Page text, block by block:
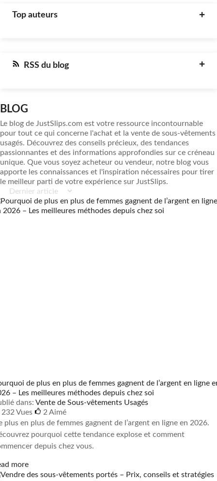
Top auteurs
RSS du blog
BLOG
Le blog de JustSlips.com est votre ressource incontournable
pour tout ce qui concerne l'achat et la vente de sous-vêtements
usagés. Découvrez des conseils précieux, des tendances
passionnantes et des informations approfondies sur ce créneau
unique. Que vous soyez acheteur ou vendeur, notre blog vous
apporte les connaissances et l'inspiration nécessaires pour tirer
le meilleur parti de votre expérience sur JustSlips.
de plus en plus de femmes gagnent de l’argent en ligne
– Les meilleures méthodes depuis chez soi
dans: Vente de Sous-vêtements Usagés
232 Vues
2 Aimé
plus en plus de femmes gagnent de l’argent en ligne en 2026.
pourquoi cette tendance explose et comment
depuis chez vous.
more